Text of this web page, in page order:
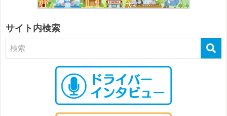
サイト内検索